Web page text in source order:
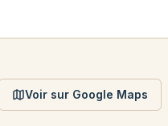
Voir sur Google Maps